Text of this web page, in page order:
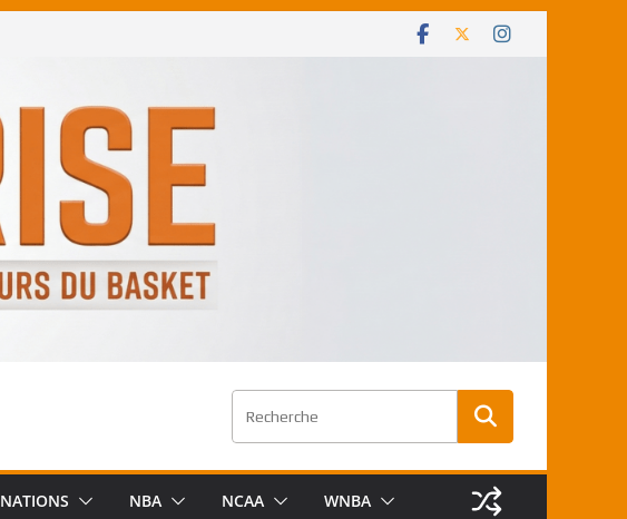
NATIONS NBA NCAA WNBA